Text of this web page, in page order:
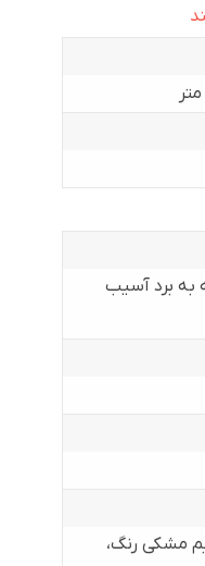
به برد آسیب
فریم مشکی رنگ،